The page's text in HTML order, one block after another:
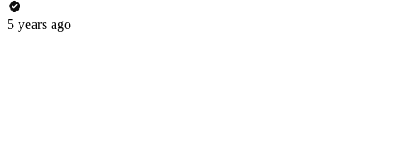
5 years ago